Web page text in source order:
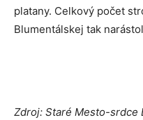
platany. Celkový počet
Blumentálskej tak
Zdroj: Staré Mesto-srdce